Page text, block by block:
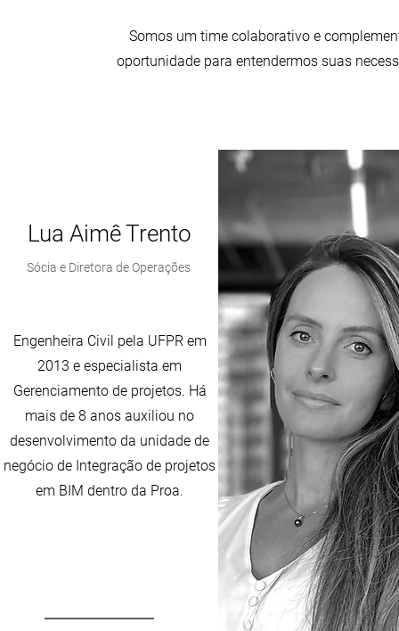
Somos um time colaborativo e
oportunidade para entendermos suas
Lua Aimê Trento
Sócia e Diretora de Operações
Engenheira Civil pela UFPR em
2013 e especialista em
Gerenciamento de projetos. Há
mais de 8 anos auxiliou no
desenvolvimento da unidade de
negócio de Integração de projetos
em BIM dentro da Proa.